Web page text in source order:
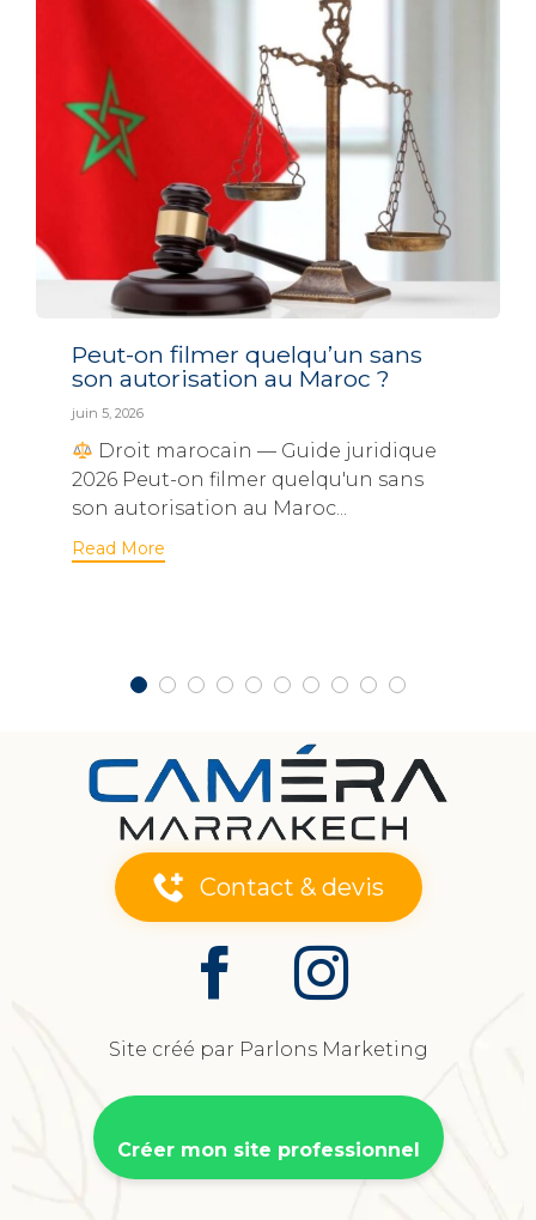
Peut-on filmer quelqu’un sans
son autorisation au Maroc ?
juin 5, 2026
Droit marocain — Guide juridique
2026 Peut-on filmer quelqu'un sans
son autorisation au Maroc...
Read More
Contact & devis
Site créé par Parlons Marketing
Créer mon site professionnel